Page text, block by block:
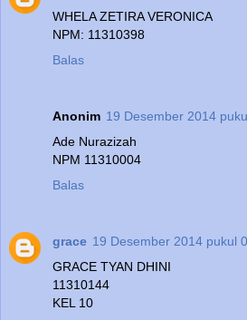
WHELA ZETIRA VERONICA
NPM: 11310398
Balas
Anonim 19 Desember 2014
Ade Nurazizah
NPM 11310004
Balas
grace 19 Desember 2014 pukul
GRACE TYAN DHINI
11310144
KEL 10